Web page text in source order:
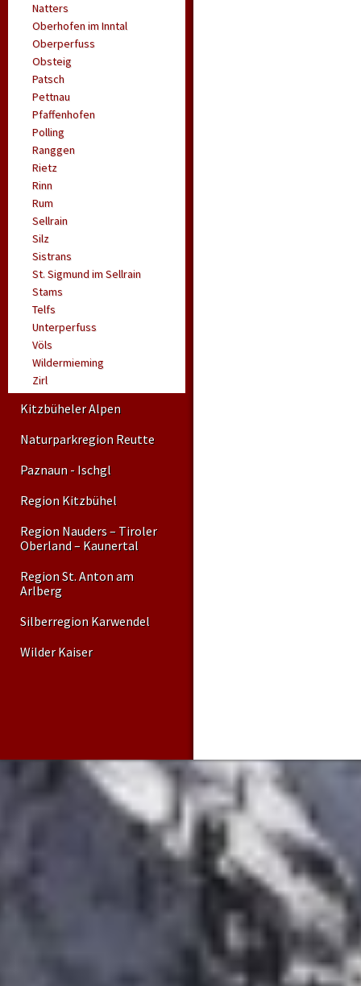
Natters
Oberhofen im Inntal
Oberperfuss
Obsteig
Patsch
Pettnau
Pfaffenhofen
Polling
Ranggen
Rietz
Rinn
Rum
Sellrain
Silz
Sistrans
St. Sigmund im Sellrain
Stams
Telfs
Unterperfuss
Völs
Wildermieming
Zirl
Kitzbüheler Alpen
Naturparkregion Reutte
Paznaun - Ischgl
Region Kitzbühel
Region Nauders – Tiroler
Oberland – Kaunertal
Region St. Anton am
Arlberg
Silberregion Karwendel
Wilder Kaiser